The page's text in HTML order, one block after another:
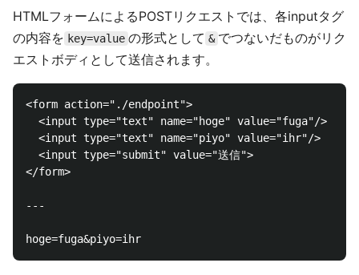
HTMLフォームによるPOSTリクエストでは、各inputタグ
の内容を key=value の形式として & でつないだものがリク
エストボディとして送信されます。
<form action="./endpoint">
  <input type="text" name="hoge" value="fuga"/>
  <input type="text" name="piyo" value="ihr"/>
  <input type="submit" value="送信">
</form>
---